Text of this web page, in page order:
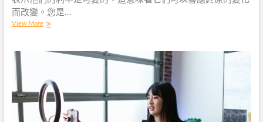
而改變。您是…
View More有
額
卡
的
了
解